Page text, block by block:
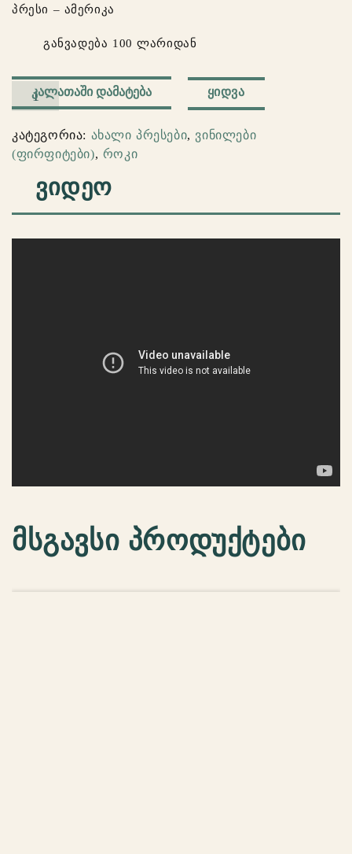
პრესი – ამერიკა
განვადება 100 ლარიდან
რაოდენობა:
Mac
Demarco
–
This
ᲙᲐᲚᲐᲗᲐᲨᲘ ᲓᲐᲛᲐᲢᲔᲑᲐ ᲧᲘᲓᲕᲐ
კატეგორია: ახალი პრესები, ვინილები
(ფირფიტები), როკი
ᲕᲘᲓᲔᲝ
მსგავსი პროდუქტები